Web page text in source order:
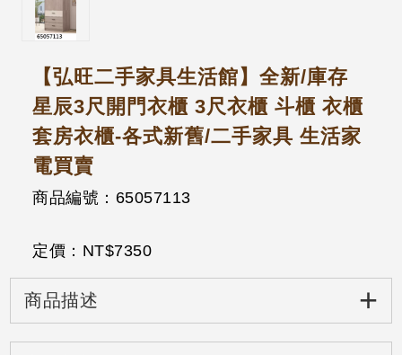
【弘旺二手家具生活館】全新/庫存
星辰3尺開門衣櫃 3尺衣櫃 斗櫃 衣櫃
套房衣櫃-各式新舊/二手家具 生活家
電買賣
商品編號：65057113
定價：NT$7350
+
商品描述